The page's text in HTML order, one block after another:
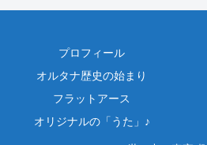
プロフィール
オルタナ歴史の始まり
フラットアース
オリジナルの「うた」♪